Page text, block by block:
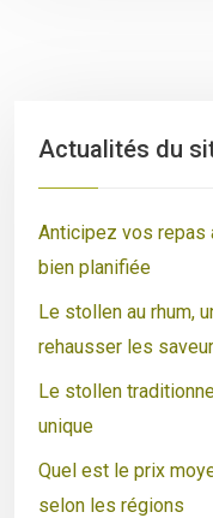
Actualités du
Anticipez vos repas
bien planifiée
Le stollen au rhum,
rehausser les
Le stollen
unique
Quel est le prix
selon les régions